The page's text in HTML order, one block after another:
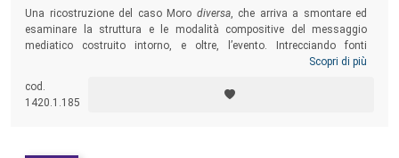
Una ricostruzione del caso Moro diversa, che arriva a smontare ed
esaminare la struttura e le modalità compositive del messaggio
mediatico costruito intorno, e oltre, l’evento. Intrecciando fonti
storiografiche, istituzionali, giudiziarie, ricerche d’archivio e dati inediti
mettendo in luce anche gli aspetti sociologici e semiotici di narrazione
e rappresentazione del fatto-notizia, nonché le conseguenze sul piano
Scopri di più
cod.
1420.1.185